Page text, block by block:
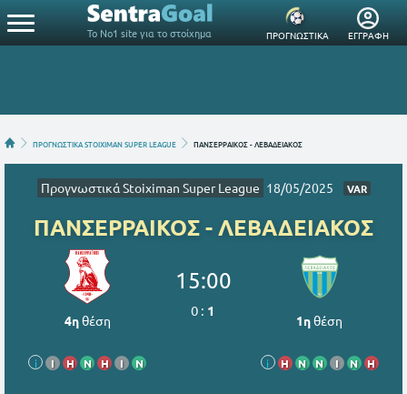
Το Νο1 site για το στοίχημα ΠΡΟΓΝΩΣΤΙΚΑ ΕΓΓΡΑΦΗ
ΠΡΟΓΝΩΣΤΙΚΑ STOIXIMAN SUPER LEAGUE ΠΑΝΣΕΡΡΑΙΚΟΣ - ΛΕΒΑΔΕΙΑΚΟΣ
Προγνωστικά Stoiximan Super League 18/05/2025 VAR
ΠΑΝΣΕΡΡΑΙΚΟΣ - ΛΕΒΑΔΕΙΑΚΟΣ
4ηθέση
i Ι Η Ν Η Ι Ν
15:00
0 : 1
1ηθέση
i Η Ν Ν Ι Ν Η